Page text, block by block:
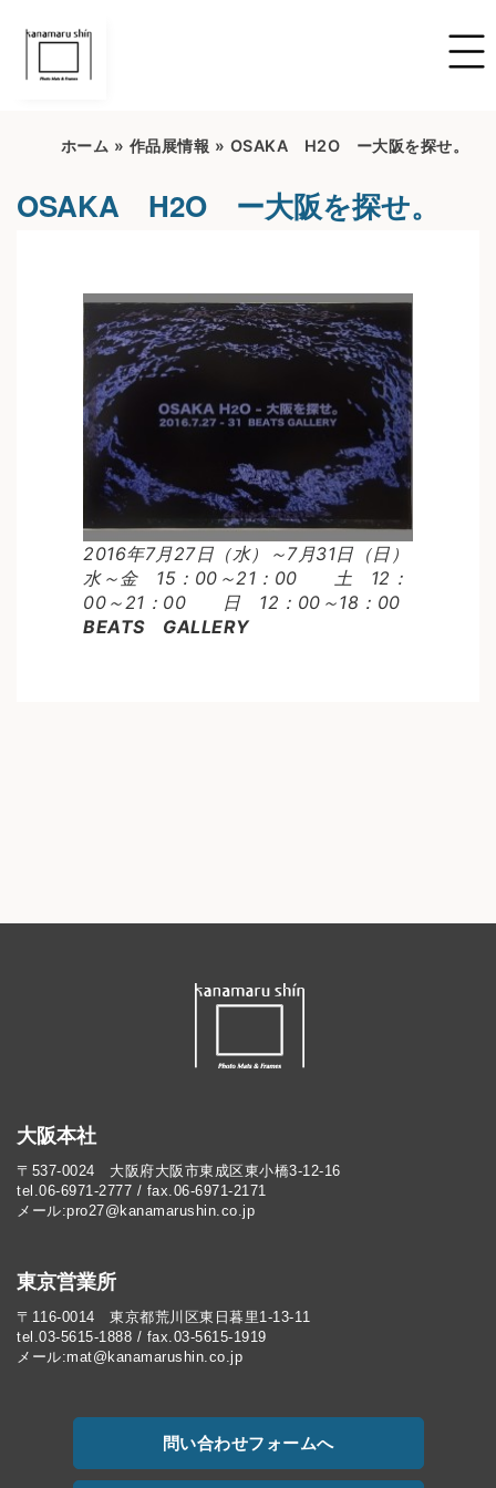
ホーム » 作品展情報 » OSAKA H2O ー大阪を探せ。
OSAKA H2O ー大阪を探せ。
2016年7月27日（水）～7月31日（日）
水～金 15：00～21：00 土 12：
00～21：00 日 12：00～18：00
BEATS GALLERY
大阪本社
〒537-0024 大阪府大阪市東成区東小橋3-12-16
tel.06-6971-2777 / fax.06-6971-2171
メール:pro27@kanamarushin.co.jp​
東京営業所
〒116-0014 東京都荒川区東日暮里1-13-11
tel.03-5615-1888 / fax.03-5615-1919
メール:mat@kanamarushin.co.jp
問い合わせフォームへ